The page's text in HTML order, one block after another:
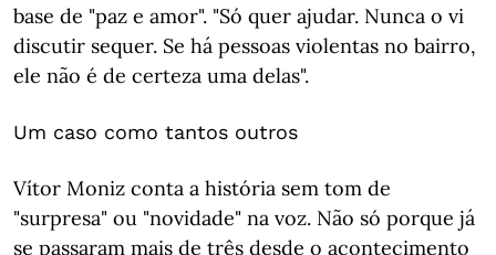
base de "paz e amor". "Só quer ajudar. Nunca o vi
discutir sequer. Se há pessoas violentas no bairro,
ele não é de certeza uma delas".
Um caso como tantos outros
Vítor Moniz conta a história sem tom de
"surpresa" ou "novidade" na voz. Não só porque já
se passaram mais de três desde o acontecimento